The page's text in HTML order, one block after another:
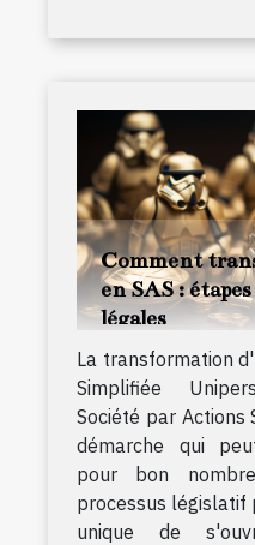
Comment
en SAS :
légales
La transformation
Simplifiée
Société par Actions
démarche qui
pour bon
processus législatif
unique de